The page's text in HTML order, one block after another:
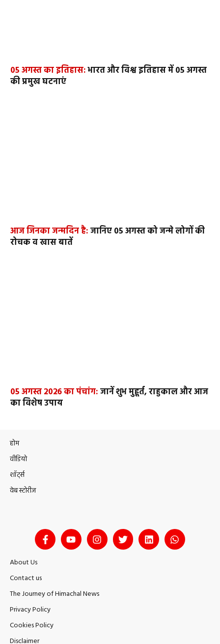
05 अगस्त का इतिहास:भारत और विश्व इतिहास में 05 अगस्त
की प्रमुख घटनाएं
आज जिनका जन्मदिन है:जानिए 05 अगस्त को जन्मे लोगों की
रोचक व खास बातें
05 अगस्त 2026 का पंचांग:जानें शुभ मुहूर्त, राहुकाल और आज
का विशेष उपाय
होम
वीडियो
शॉर्ट्स
वेब स्टोरीज
About Us
Contact us
The Journey of Himachal News
Privacy Policy
Cookies Policy
Disclaimer